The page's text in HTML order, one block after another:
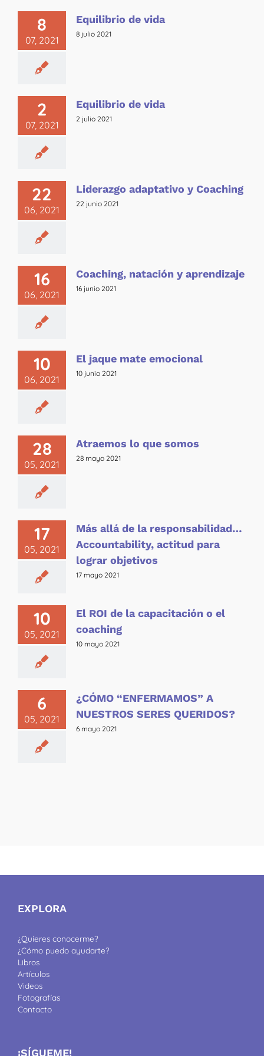
8
07, 2021
Equilibrio de vida
8 julio 2021
2
07, 2021
Equilibrio de vida
2 julio 2021
22
06, 2021
Liderazgo adaptativo y Coaching
22 junio 2021
16
06, 2021
Coaching, natación y aprendizaje
16 junio 2021
10
06, 2021
El jaque mate emocional
10 junio 2021
28
05, 2021
Atraemos lo que somos
28 mayo 2021
17
05, 2021
Más allá de la responsabilidad…
Accountability, actitud para
lograr objetivos
17 mayo 2021
10
05, 2021
El ROI de la capacitación o el
coaching
10 mayo 2021
6
05, 2021
¿CÓMO “ENFERMAMOS” A
NUESTROS SERES QUERIDOS?
6 mayo 2021
EXPLORA
¿Quieres conocerme?
¿Cómo puedo ayudarte?
Libros
Artículos
Videos
Fotografías
Contacto
¡SÍGUEME!